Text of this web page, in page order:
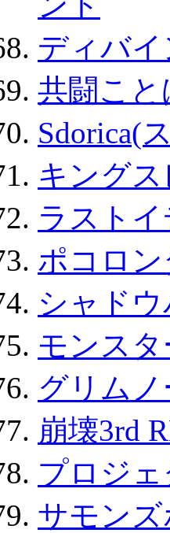
ディバ
共闘こと
Sdorica(
キング
ラスト
ポコロ
シャド
モンス
グリムノ
崩壊3rd
プロジ
サモン